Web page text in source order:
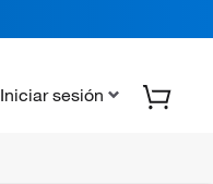
Iniciar sesión